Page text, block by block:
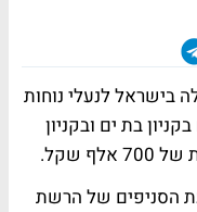
בישראל לנעלי נוחות
בת ים ובקניון
שקל.
הסניפים של הרשת